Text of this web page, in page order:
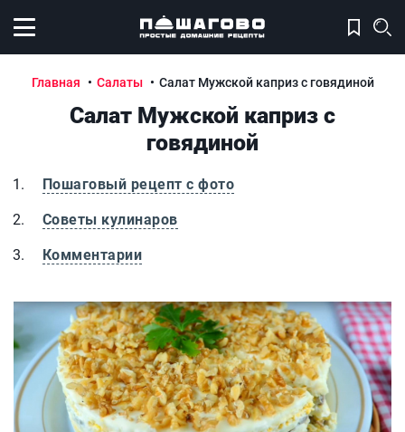
Открыть меню
Главная Салаты Салат Мужской каприз с говядиной
Салат Мужской каприз с
говядиной
Пошаговый рецепт с фото
Советы кулинаров
Комментарии
Салат Мужской каприз с говядиной